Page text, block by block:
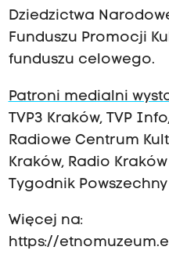
Dziedzictwa
Funduszu Promocji
funduszu celowego.
Patroni medialni
TVP3 Kraków, TVP
Radiowe Centrum
Kraków, Radio
Tygodnik Powszechny
Więcej na:
https://